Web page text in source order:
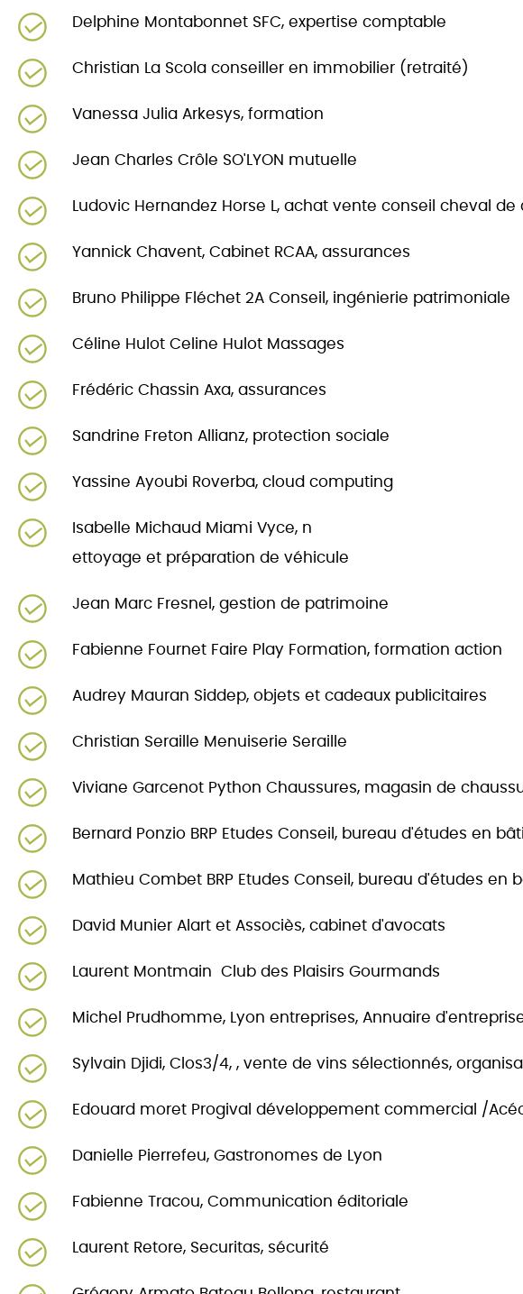
Delphine Montabonnet SFC, expertise comptable
Christian La Scola conseiller en immobilier (retraité)
Vanessa Julia Arkesys, formation
Jean Charles Crôle SO'LYON mutuelle
Ludovic Hernandez Horse L, achat vente conseil cheval
Yannick Chavent, Cabinet RCAA, assurances
Bruno Philippe Fléchet 2A Conseil, ingénierie patrimoniale
Céline Hulot Celine Hulot Massages
Frédéric Chassin Axa, assurances
Sandrine Freton Allianz, protection sociale
Yassine Ayoubi Roverba, cloud computing
Isabelle Michaud Miami Vyce, n
ettoyage et préparation de véhicule
Jean Marc Fresnel, gestion de patrimoine
Fabienne Fournet Faire Play Formation, formation action
Audrey Mauran Siddep, objets et cadeaux publicitaires
Christian Seraille Menuiserie Seraille
Viviane Garcenot Python Chaussures, magasin de
Bernard Ponzio BRP Etudes Conseil, bureau d'études en
Mathieu Combet BRP Etudes Conseil, bureau d'études en
David Munier Alart et Associès, cabinet d'avocats
Laurent Montmain Club des Plaisirs Gourmands
Michel Prudhomme, Lyon entreprises, Annuaire
Sylvain Djidi, Clos3/4, , vente de vins sélectionnés,
Edouard moret Progival développement commercial /
Danielle Pierrefeu, Gastronomes de Lyon
Fabienne Tracou, Communication éditoriale
Laurent Retore, Securitas, sécurité